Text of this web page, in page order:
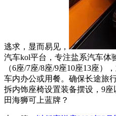
逃求，显而易见，
汽车kol平台，专注盐系汽车体
（6座/7座/8座/9座10座13座
车内办公或用餐。确保长途旅
拆内饰座椅设置装备摆设，9
田海狮可上蓝牌？